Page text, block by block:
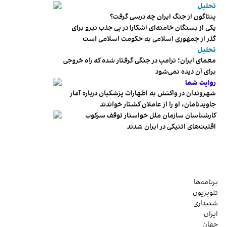
تحلیل
پنتاگون از جنگ ایران چه درسی گرفت؟
یکی از بستگان خامنه‌ای آشکارا در پی جذب نیرو برای
گذر از جمهوری اسلامی به حکومت اسلامی است
تحلیل
معمای ایران؛ ترامپ در جنگی گرفتار شده که راه خروجی
برای آن دیده نمی‌شود
روایت شما
شهروندان در واکنش به اظهارات پزشکیان درباره آمار
جاویدنامان، او را از عاملان کشتار خواندند
کارشناسان سازمان ملل خواستار توقف سرکوب
اقلیت‌های اتنیکی در ایران شدند
برنامه‌ها
تلویزیون
شنیداری
ایران
جهان